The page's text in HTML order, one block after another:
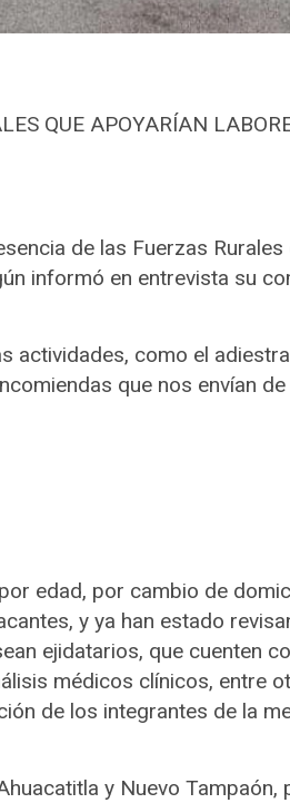
QUE APOYARÍAN
de las Fuerzas Rurales
informó en entrevista su
actividades, como el
que nos envían de
edad, por cambio de
y ya han estado
ejidatarios, que cuenten
médicos clínicos, entre
de los integrantes de la
y Nuevo Tampaón,